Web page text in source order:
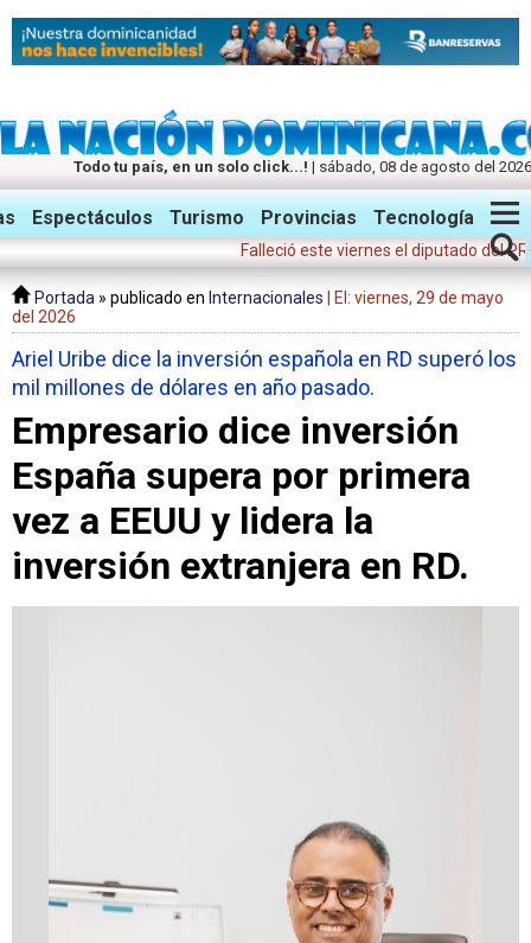
Todo tu país, en un solo click...! | sábado, 08 de agosto del 2026
Twitter Facebook Instagram
Espectáculos Turismo Provincias Tecnología
Falleció este viernes el diputado del PRM
Portada » publicado en Internacionales
| El: viernes, 29 de mayo
del 2026
Ariel Uribe dice la inversión española en RD superó los
mil millones de dólares en año pasado.
Empresario dice inversión
España supera por primera
vez a EEUU y lidera la
inversión extranjera en RD.